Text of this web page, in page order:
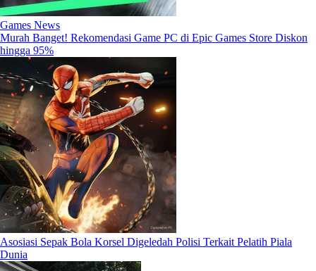
Games News
Murah Banget! Rekomendasi Game PC di Epic Games Store Diskon
hingga 95%
Asosiasi Sepak Bola Korsel Digeledah Polisi Terkait Pelatih Piala
Dunia